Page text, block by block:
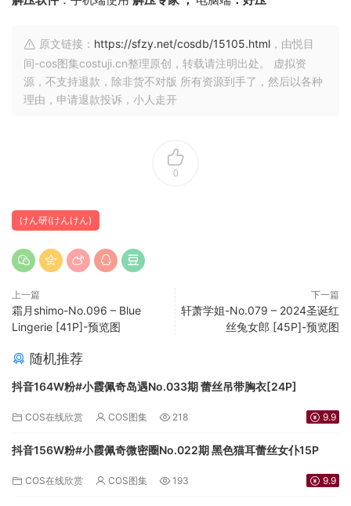
原文链接： https://sfzy.net/cosdb/15105.html ，由悦目
间-cos图集costuji.cn整理原创，转载请注明出处。 虚拟资
源，不支持退款，除非货不对版 所有资源到手了，然后以各种
理由，申请退款投诉，小人走开
0
けん研(けんけん)
上一篇
霜月shimo-No.096 – Blue
Lingerie [41P]-预览图
下一篇
轩萧学姐-No.079 – 2024圣诞红
丝兔女郎 [45P]-预览图
随机推荐
抖音164W粉#小霞佩奇岛遇No.033期 蕾丝吊带胸衣[24P]
COS在线欣赏 COS图集 218 9.9
抖音156W粉#小霞佩奇微密圈No.022期 黑色猫耳蕾丝女仆15P
COS在线欣赏 COS图集 193 9.9